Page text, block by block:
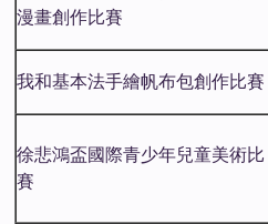
漫畫創作比賽
我和基本法手繪帆布包創作比賽
徐悲鴻盃國際青少年兒童美術比
賽